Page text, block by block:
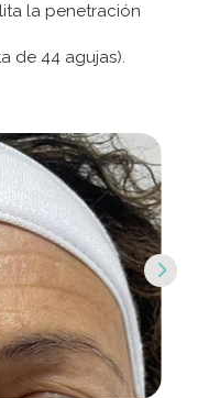
la penetración
de 44 agujas).
Next